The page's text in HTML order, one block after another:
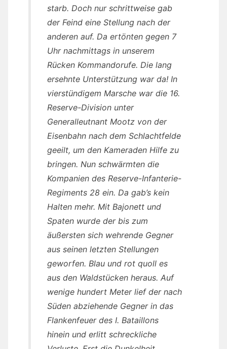
starb. Doch nur schrittweise gab
der Feind eine Stellung nach der
anderen auf. Da ertönten gegen 7
Uhr nachmittags in unserem
Rücken Kommandorufe. Die lang
ersehnte Unterstützung war da! In
vierstündigem Marsche war die 16.
Reserve-Division unter
Generalleutnant Mootz von der
Eisenbahn nach dem Schlachtfelde
geeilt, um den Kameraden Hilfe zu
bringen. Nun schwärmten die
Kompanien des Reserve-Infanterie-
Regiments 28 ein. Da gab’s kein
Halten mehr. Mit Bajonett und
Spaten wurde der bis zum
äußersten sich wehrende Gegner
aus seinen letzten Stellungen
geworfen. Blau und rot quoll es
aus den Waldstücken heraus. Auf
wenige hundert Meter lief der nach
Süden abziehende Gegner in das
Flankenfeuer des I. Bataillons
hinein und erlitt schreckliche